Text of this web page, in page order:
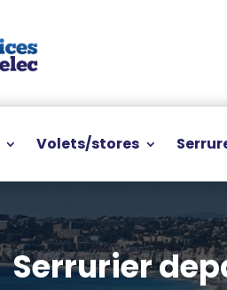
Volets/stores
Serrurier